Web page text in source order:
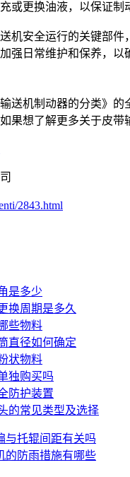
或更换油液，以保证制
机安全运行的关键部
强日常维护和保养，
送机制动器的分类》
果想了解更多关于皮
2843.html
是多少
换周期是多久
些物料
直径如何确定
状物料
独购买吗
防护装置
的常见类型及选择
与托辊间距有关吗
的防雨措施有哪些